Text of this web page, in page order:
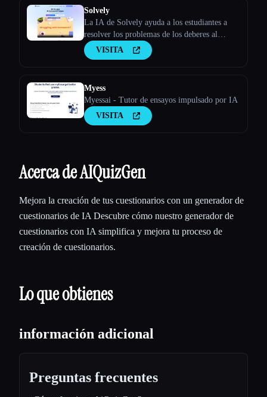
Solvely
La IA de Solvely ayuda a los estudiantes a
resolver los problemas de los deberes al
proporcionar explicaciones paso a paso de
materias como matemáticas, ciencias, artes
VISITA
Myess
Myessai - Tutor de ensayos impulsado por IA
VISITA
Acerca de AIQuizGen
Mejora la creación de tus cuestionarios con un generador de
cuestionarios de IA Descubre cómo nuestro generador de
cuestionarios con IA simplifica y mejora tu proceso de
creación de cuestionarios.
Lo que obtienes
información adicional
Preguntas frecuentes